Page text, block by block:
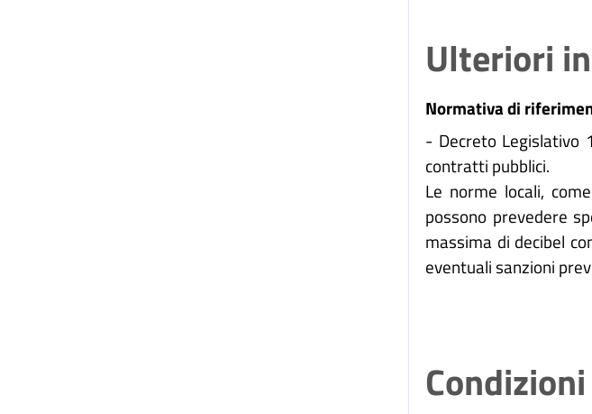
Ulteriori
Normativa di
- Decreto Legislativo
contratti pubblici.
Le norme locali,
possono prevedere
massima di decibel
eventuali sanzioni